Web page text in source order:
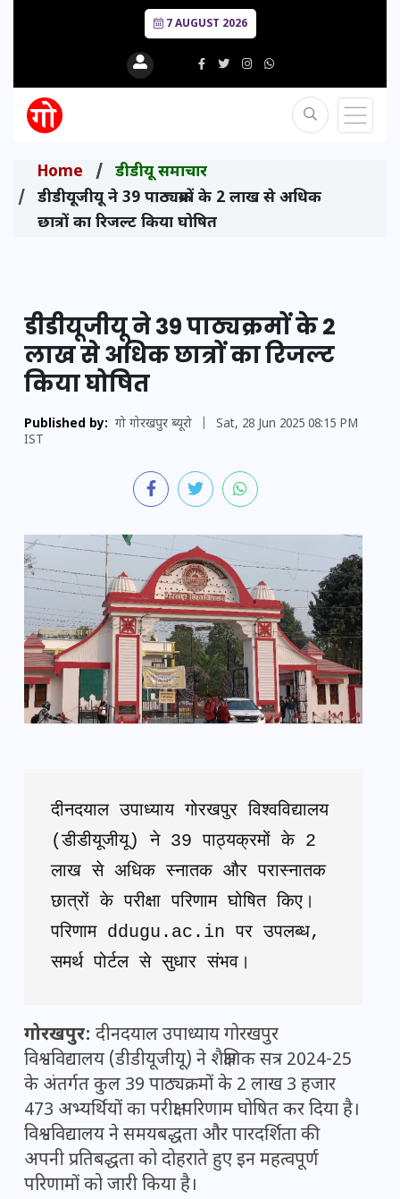
7 AUGUST 2026
Home
डीडीयू समाचार
डीडीयूजीयू ने 39 पाठ्यक्रमों के 2 लाख से अधिक
छात्रों का रिजल्ट किया घोषित
डीडीयूजीयू ने 39 पाठ्यक्रमों के 2
लाख से अधिक छात्रों का रिजल्ट
किया घोषित
Published by: गो गोरखपुर ब्यूरो
Sat, 28 Jun 2025 08:15 PM
IST
दीनदयाल उपाध्याय गोरखपुर विश्वविद्यालय
(डीडीयूजीयू) ने 39 पाठ्यक्रमों के 2
लाख से अधिक स्नातक और परास्नातक
छात्रों के परीक्षा परिणाम घोषित किए।
परिणाम ddugu.ac.in पर उपलब्ध,
समर्थ पोर्टल से सुधार संभव।
गोरखपुर: दीनदयाल उपाध्याय गोरखपुर
विश्वविद्यालय (डीडीयूजीयू) ने शैक्षणिक सत्र 2024-25
के अंतर्गत कुल 39 पाठ्यक्रमों के 2 लाख 3 हजार
473 अभ्यर्थियों का परीक्षा परिणाम घोषित कर दिया है।
विश्वविद्यालय ने समयबद्धता और पारदर्शिता की
अपनी प्रतिबद्धता को दोहराते हुए इन महत्वपूर्ण
परिणामों को जारी किया है।